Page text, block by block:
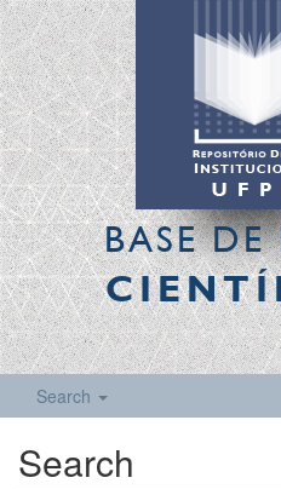
BASE
Search
Search